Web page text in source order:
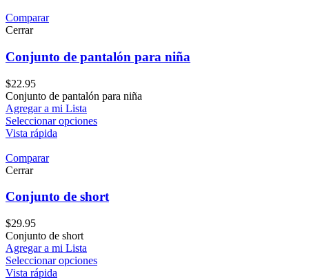
Comparar
Cerrar
Conjunto de pantalón para niña
$22.95
Conjunto de pantalón para niña
Agregar a mi Lista
Seleccionar opciones
Vista rápida
Comparar
Cerrar
Conjunto de short
$29.95
Conjunto de short
Agregar a mi Lista
Seleccionar opciones
Vista rápida